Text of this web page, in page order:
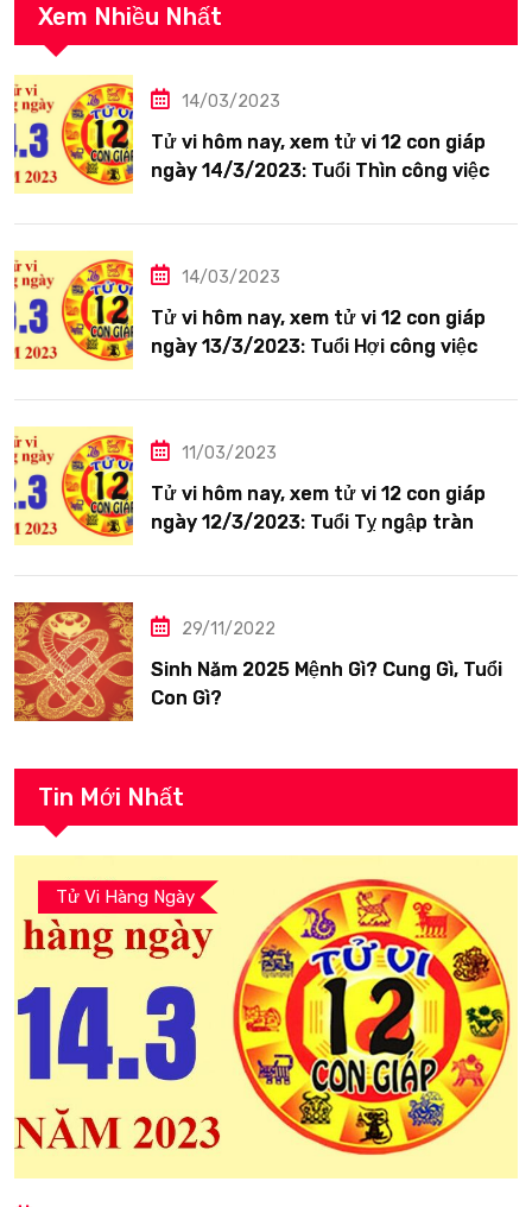
Xem Nhiều Nhất
14/03/2023
Tử vi hôm nay, xem tử vi 12 con giáp
ngày 14/3/2023: Tuổi Thìn công việc
14/03/2023
Tử vi hôm nay, xem tử vi 12 con giáp
ngày 13/3/2023: Tuổi Hợi công việc
11/03/2023
Tử vi hôm nay, xem tử vi 12 con giáp
ngày 12/3/2023: Tuổi Tỵ ngập tràn
29/11/2022
Sinh Năm 2025 Mệnh Gì? Cung Gì, Tuổi
Con Gì?
Tin Mới Nhất
Tử Vi Hàng Ngày